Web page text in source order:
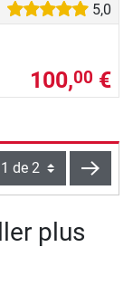
5,0
100,00 €
plus